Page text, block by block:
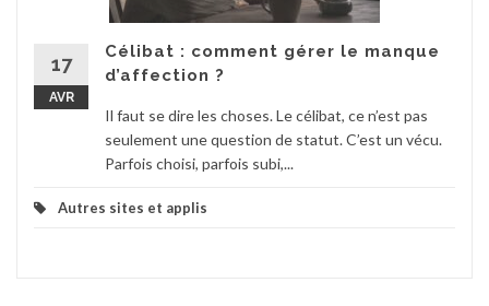
17
AVR
Célibat : comment gérer le manque
d’affection ?
Il faut se dire les choses. Le célibat, ce n’est pas
seulement une question de statut. C’est un vécu.
Parfois choisi, parfois subi,...
Autres sites et applis